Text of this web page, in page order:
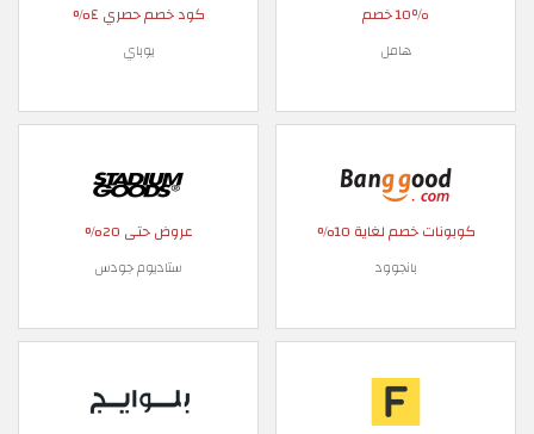
10٪ خصم
هامل
كود خصم حصري ٤%
يوباي
كوبونات خصم لغاية 10%
بانجوود
عروض حتى 20%
ستاديوم جودس